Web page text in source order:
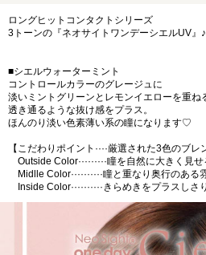
ロングヒットコンタクトシリーズ
3トーンの『ネオサイトワンデーシエルUV』♪
■シエルウォーターミント
コントロールカラーのグレージュに
淡いミントグリーンとレモンイエローを重ね
透き通るような抜け感をプラス。
ほんのり淡い色素薄い系の瞳になります♡
【こだわりポイント····厳選された3色のブレ
Outside Color·········瞳を自然に大きく見
Midlle Color··········瞳と重なり奥行のある
Inside Color··········きらめきをプラスし